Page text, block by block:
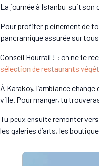
La journée à Istanbul suit son
Pour profiter pleinement de
panoramique assurée sur
Conseil Hourrail ! : on ne te
sélection de restaurants
À Karakoy, l’ambiance
ville. Pour manger, tu
Tu peux ensuite remonter
les galeries d’arts, les